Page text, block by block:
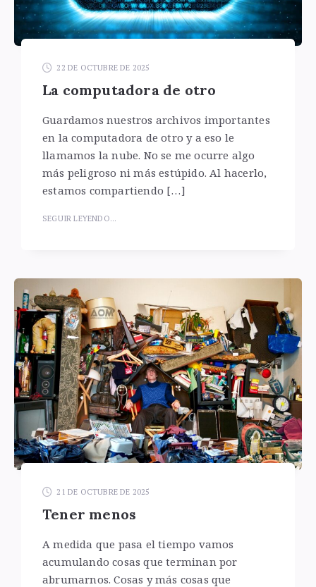
22 DE OCTUBRE DE 2025
La computadora de otro
Guardamos nuestros archivos importantes
en la computadora de otro y a eso le
llamamos la nube. No se me ocurre algo
más peligroso ni más estúpido. Al hacerlo,
estamos compartiendo […]
SEGUIR LEYENDO...
21 DE OCTUBRE DE 2025
Tener menos
A medida que pasa el tiempo vamos
acumulando cosas que terminan por
abrumarnos. Cosas y más cosas que